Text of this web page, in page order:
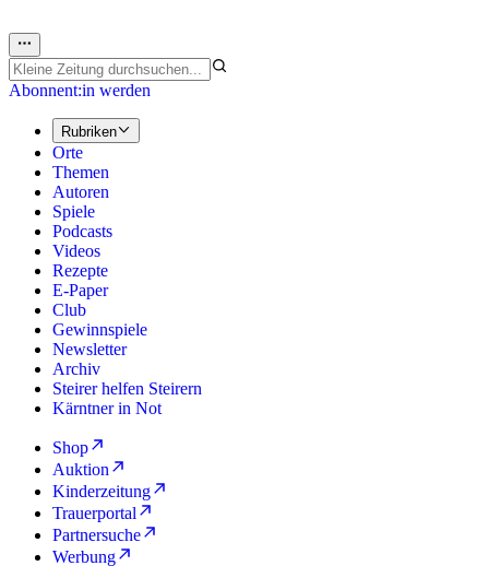
Abonnent:in werden
Rubriken
Orte
Themen
Autoren
Spiele
Podcasts
Videos
Rezepte
E-Paper
Club
Gewinnspiele
Newsletter
Archiv
Steirer helfen Steirern
Kärntner in Not
Shop
Auktion
Kinderzeitung
Trauerportal
Partnersuche
Werbung